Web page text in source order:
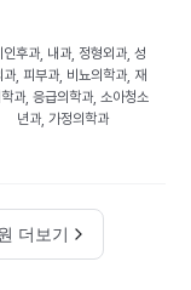
인후과, 내과, 정형외과, 성
과, 피부과, 비뇨의학과, 재
과, 응급의학과, 소아청소
년과, 가정의학과
더보기